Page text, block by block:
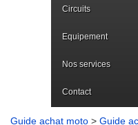
Circuits
Equipement
Nos services
Contact
Guide achat moto > Guide